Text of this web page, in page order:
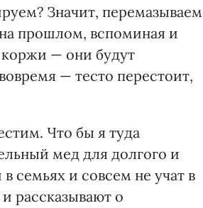
Значит, перемазываем
прошлом, вспоминая и
— они будут
— тесто перестоит,
Что бы я туда
мед для долгого и
семьях и совсем не учат в
рассказывают о